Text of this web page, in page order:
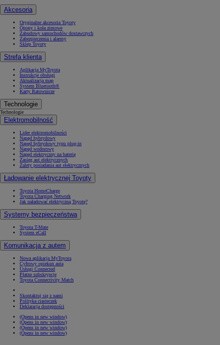
Akcesoria
Oryginalne akcesoria Toyoty
Opony i koła zimowe
Zabudowy samochodów dostawczych
Zabezpieczenia i alarmy
Sklep Toyoty
Strefa klienta
Aplikacja MyToyota
Instrukcje obsługi
Aktualizacja map
System Bluetooth®
Karty Ratownicze
Technologie
Technologie
Elektromobilność
Lider elektromobilności
Napęd hybrydowy
Napęd hybrydowy typu plug-in
Napęd wodorowy
Napęd elektryczny na baterię
Zasięg aut elektrycznych
Zalety posiadania aut elektrycznych
Ładowanie elektrycznej Toyoty
Toyota HomeCharge
Toyota Charging Network
Jak naładować elektryczną Toyotę?
Systemy bezpieczeństwa
Toyota T-Mate
System eCall
Komunikacja z autem
Nowa aplikacja MyToyota
Cyfrowy opiekun auta
Usługi Connected
Płatne subskrypcje
Toyota Connectivity Match
Skontaktuj się z nami
Polityka ciasteczek
Deklaracja dostępności
(Opens in new window)
(Opens in new window)
(Opens in new window)
(Opens in new window)